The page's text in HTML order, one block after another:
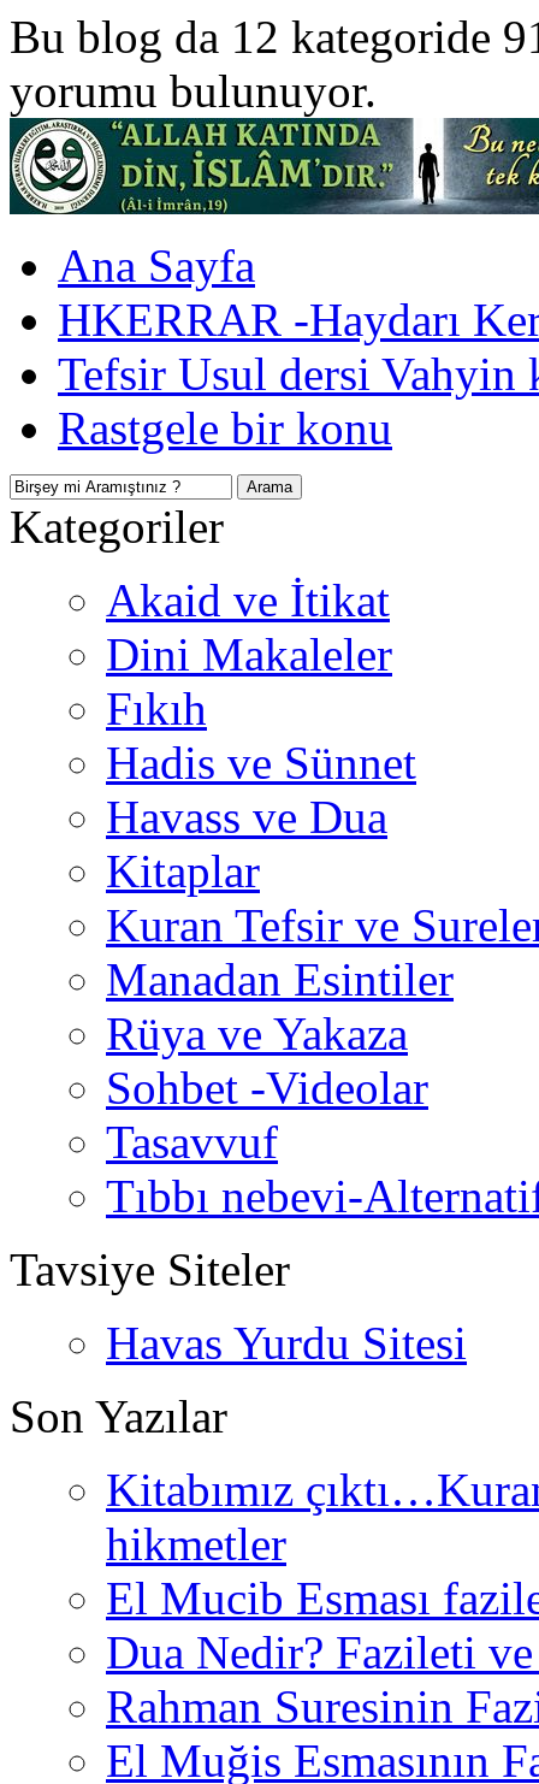
Bu blog da 12 kategoride
yorumu bulunuyor.
Ana Sayfa
HKERRAR -Haydarı
Tefsir Usul dersi Vahyin
Rastgele bir konu
Kategoriler
Akaid ve İtikat
Dini Makaleler
Fıkıh
Hadis ve Sünnet
Havass ve Dua
Kitaplar
Kuran Tefsir ve
Manadan Esintiler
Rüya ve Yakaza
Sohbet -Videolar
Tasavvuf
Tıbbı nebevi-
Tavsiye Siteler
Havas Yurdu Sitesi
Son Yazılar
Kitabımız
hikmetler
El Mucib Esması
Dua Nedir? Fazileti
Rahman Suresinin
El Muğis Esmasının